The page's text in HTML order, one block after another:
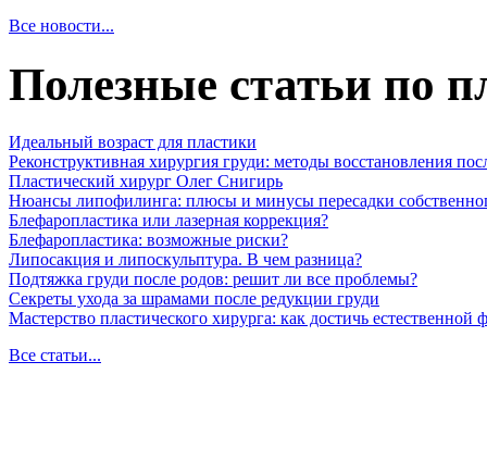
Все новости...
Полезные статьи по
Идеальный возраст для пластики
Реконструктивная хирургия груди: методы восстановления
Пластический хирург Олег Снигирь
Нюансы липофилинга: плюсы и минусы пересадки
Блефаропластика или лазерная коррекция?
Блефаропластика: возможные риски?
Липосакция и липоскульптура. В чем разница?
Подтяжка груди после родов: решит ли все проблемы?
Секреты ухода за шрамами после редукции груди
Мастерство пластического хирурга: как достичь
Все статьи...